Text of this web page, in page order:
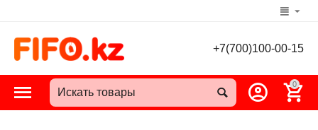
+7(700)100-00-15
0